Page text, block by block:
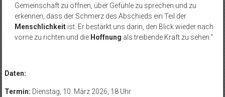
Gemeinschaft zu öffnen, über Gefühle zu sprechen und zu
erkennen, dass der Schmerz des Abschieds ein Teil der
Menschlichkeitist. Er bestärkt uns darin, den Blick wieder nach
vorne zu richten und die Hoffnung als treibende Kraft zu sehen.“
Daten:
Termin: Dienstag, 10. März 2026, 18 Uhr